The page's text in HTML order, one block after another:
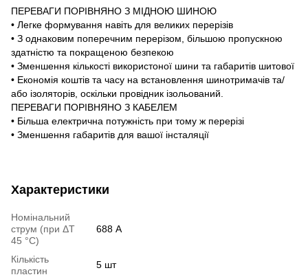
ПЕРЕВАГИ ПОРІВНЯНО З МІДНОЮ ШИНОЮ
• Легке формування навіть для великих перерізів
• З однаковим поперечним перерізом, більшою пропускною
здатністю та покращеною безпекою
• Зменшення кількості використоної шини та габаритів шитової
• Економія коштів та часу на встановлення шинотримачів та/
або ізоляторів, оскільки провідник ізольований.
ПЕРЕВАГИ ПОРІВНЯНО З КАБЕЛЕМ
• Більша електрична потужність при тому ж перерізі
• Зменшення габаритів для вашої інсталяції
Характеристики
Номінальний
струм (при ΔT
45 °C)
688 А
Кількість
пластин
5 шт